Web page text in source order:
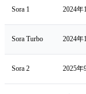
Sora 1 2024年
Sora Turbo 2024年
Sora 2 2025年